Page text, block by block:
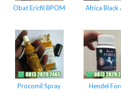
Obat Ericfil BPOM Africa Black
Procomil Spray Hendel